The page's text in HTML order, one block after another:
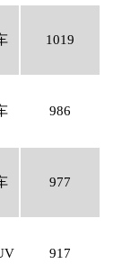
1019
986
977
917